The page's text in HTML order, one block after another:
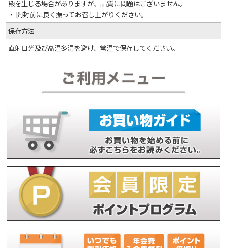
殿を生じる場合がありますが、品質に問題はございません。
・ 開封前に良く振ってお召し上がりください。
保存方法
直射日光及び高温多湿を避け、常温で保存してください。